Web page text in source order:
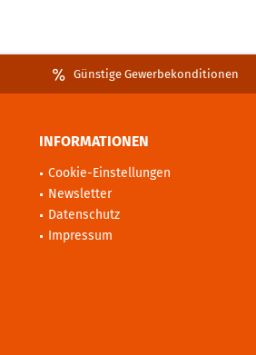
Günstige Gewerbekonditionen
INFORMATIONEN
Cookie-Einstellungen
Newsletter
Datenschutz
Impressum